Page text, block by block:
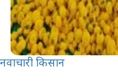
नवाचारी किसान